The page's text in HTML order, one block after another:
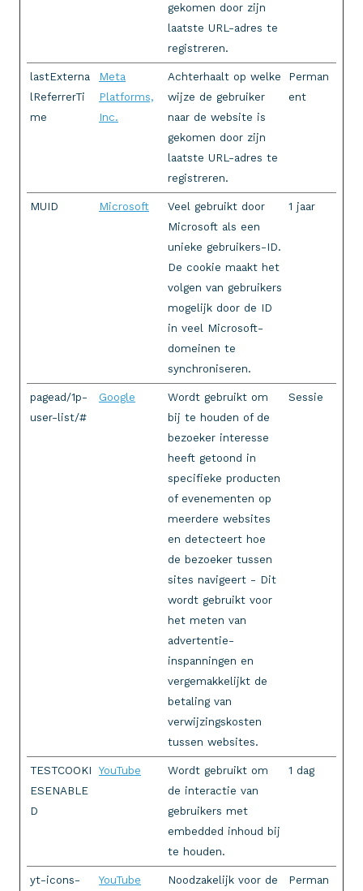
gekomen door zijn
laatste URL-adres te
registreren.
lastExterna
lReferrerTi
me
Meta
Platforms,
Inc.
Achterhaalt op welke
wijze de gebruiker
naar de website is
gekomen door zijn
laatste URL-adres te
registreren.
Perman
ent
MUID Microsoft
Veel gebruikt door
Microsoft als een
unieke gebruikers-ID.
De cookie maakt het
volgen van gebruikers
mogelijk door de ID
in veel Microsoft-
domeinen te
synchroniseren.
1 jaar
pagead/1p-
user-list/#
Google
Wordt gebruikt om
bij te houden of de
bezoeker interesse
heeft getoond in
specifieke producten
of evenementen op
meerdere websites
en detecteert hoe
de bezoeker tussen
sites navigeert - Dit
wordt gebruikt voor
het meten van
advertentie-
inspanningen en
vergemakkelijkt de
betaling van
verwijzingskosten
tussen websites.
Sessie
TESTCOOKI
ESENABLE
D
YouTube
Wordt gebruikt om
de interactie van
gebruikers met
embedded inhoud bij
te houden.
1 dag
yt-icons-
YouTube
Noodzakelijk voor de
Perman